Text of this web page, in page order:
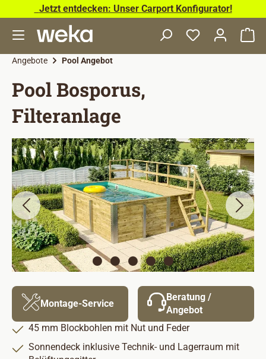
Zum Hauptinhalt springen
Jetzt entdecken: Unser Carport Konfigurator!
Angebote Pool Angebot
Pool Bosporus,
Filteranlage
Bildergalerie überspringen
Montage-Service
Beratung /
Angebot
45 mm Blockbohlen mit Nut und Feder
Sonnendeck inklusive Technik- und Lagerraum mit